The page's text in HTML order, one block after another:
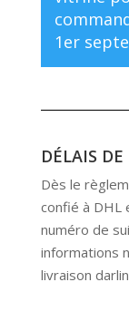
1er
DÉLAIS
Dès le
confié à DHL
numéro de
informations
livraison